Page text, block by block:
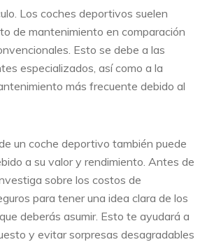
Los coches deportivos suelen
de mantenimiento en comparación
Esto se debe a las
especializados, así como a la
más frecuente debido al
un coche deportivo también puede
a su valor y rendimiento. Antes de
sobre los costos de
para tener una idea clara de los
deberás asumir. Esto te ayudará a
y evitar sorpresas desagradables